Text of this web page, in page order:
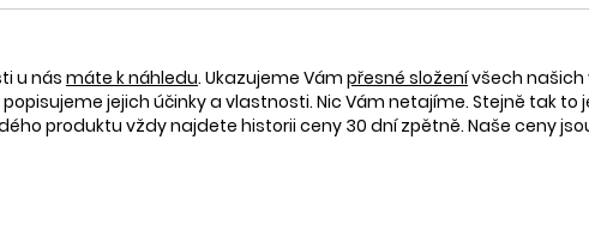
u nás máte k náhledu. Ukazujeme Vám přesné složenívšech našich
jejich účinky a vlastnosti. Nic Vám netajíme. Stejně tak to
produktu vždy najdete historii ceny 30 dní zpětně. Naše ceny